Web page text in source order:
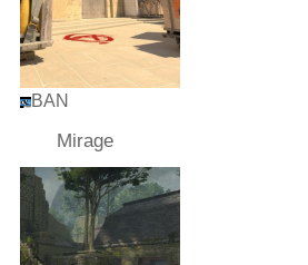
BAN
Mirage